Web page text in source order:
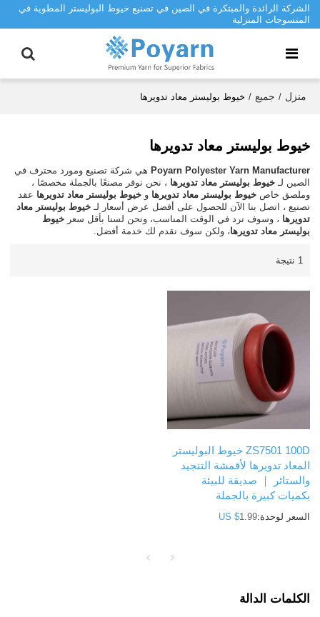
الشركة الرائدة والمبتكرة في الصين في تصنيع خيوط البوليستر المطوية في
المنسوجات المنزلية
منزل / جميع / خيوط بوليستر معاد تدويرها
خيوط بوليستر معاد تدويرها
Poyarn Polyester Yarn Manufacturer هي شركة تصنيع ومورد محترف في
الصين لـخيوط بوليستر معاد تدويرها ، نحن نوفر مصنعًا بالجملة مخصصًا ،
وملصق خاصخيوط بوليستر معاد تدويرها وخيوط بوليستر معاد تدويرها عقد
تصنيع ، اتصل بنا الآن للحصول على أفضل عرض أسعار لـخيوط بوليستر معاد
تدويرها ، وسوف نرد في الوقت المناسب، ونحن لسنا بأقل سعرخيوط
بوليستر معاد تدويرها، ولكن سوف نقدم لك خدمة أفضل.
1 نتيجة
ZS7501 100D خيوط البوليستر
المعاد تدويرها لأقمشة التنجيد
والستائر ｜ صديقة للبيئة
بكميات كبيرة بالجملة
السعر لوحدة: US $1.99
الكلمات الدالة